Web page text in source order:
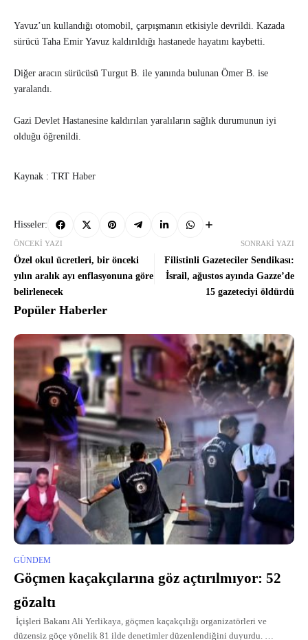
Yavuz’un kullandığı otomobil, çarpışmanın etkisiyle devrildi. Kazada
sürücü Taha Emir Yavuz kaldırıldığı hastanede hayatını kaybetti.
Diğer aracın sürücüsü Turgut B. ile yanında bulunan Ömer B. ise
yaralandı.
Gazi Devlet Hastanesine kaldırılan yaralıların sağlık durumunun iyi
olduğu öğrenildi.
Kaynak : TRT Haber
Hisseler:
ÖNCEKI YAZI
Özel okul ücretleri, bir önceki
yılın aralık ayı enflasyonuna göre
belirlenecek
SONRAKI YAZI
Filistinli Gazeteciler Sendikası:
İsrail, ağustos ayında Gazze’de
15 gazeteciyi öldürdü
Popüler Haberler
GÜNDEM
Göçmen kaçakçılarına göz açtırılmıyor: 52
gözaltı
İçişleri Bakanı Ali Yerlikaya, göçmen kaçakçılığı organizatörleri ve
düzensiz göçe yönelik 81 ilde denetimler düzenlendiğini duyurdu.